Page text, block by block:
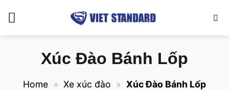
qua
nội
Xúc Đào Bánh Lốp
Home » Xe xúc đào » Xúc Đào Bánh Lốp